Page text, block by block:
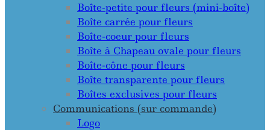
Boîte-petite pour fleurs (mini-boîte)
Boîte carrée pour fleurs
Boîte-coeur pour fleurs
Boîte à Chapeau ovale pour fleurs
Boîte-cône pour fleurs
Boîte transparente pour fleurs
Boîtes exclusives pour fleurs
Communications (sur commande)
Logo